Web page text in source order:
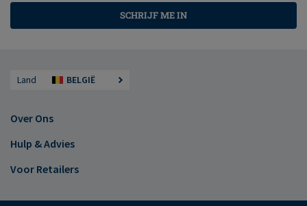
SCHRIJF ME IN
Land BELGIË
Over Ons
Hulp & Advies
Voor Retailers